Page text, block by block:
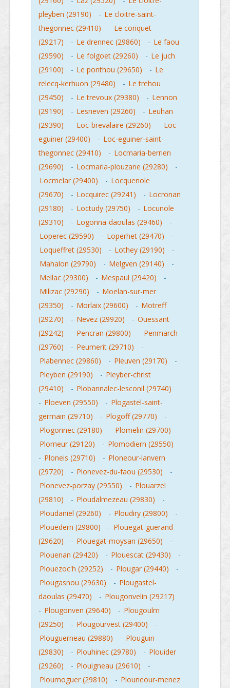
pleyben (29190)
- Le cloitre-saint-
thegonnec (29410)
- Le conquet
(29217)
- Le drennec (29860) - Le faou
(29590)
- Le folgoet (29260) - Le juch
(29100)
- Le ponthou (29650) - Le
relecq-kerhuon (29480)
- Le trehou
(29450)
- Le trevoux (29380) - Lennon
(29190)
- Lesneven (29260) - Leuhan
(29390)
- Loc-brevalaire (29260) - Loc-
eguiner (29400)
- Loc-eguiner-saint-
thegonnec (29410)
- Locmaria-berrien
(29690)
- Locmaria-plouzane (29280)
-
Locmelar (29400)
- Locquenole
(29670)
- Locquirec (29241) - Locronan
(29180)
- Loctudy (29750) - Locunole
(29310)
- Logonna-daoulas (29460)
-
Loperec (29590)
- Loperhet (29470)
-
Loqueffret (29530)
- Lothey (29190)
-
Mahalon (29790)
- Melgven (29140)
-
Mellac (29300)
- Mespaul (29420)
-
Milizac (29290)
- Moelan-sur-mer
(29350)
- Morlaix (29600) - Motreff
(29270)
- Nevez (29920) - Ouessant
(29242)
- Pencran (29800) - Penmarch
(29760)
- Peumerit (29710)
-
Plabennec (29860)
- Pleuven (29170)
-
Pleyben (29190)
- Pleyber-christ
(29410)
- Plobannalec-lesconil (29740)
- Ploeven (29550) - Plogastel-saint-
germain (29710)
- Plogoff (29770)
-
Plogonnec (29180)
- Plomelin (29700)
-
Plomeur (29120)
- Plomodiern (29550)
- Ploneis (29710) - Ploneour-lanvern
(29720)
- Plonevez-du-faou (29530)
-
Plonevez-porzay (29550)
- Plouarzel
(29810)
- Ploudalmezeau (29830)
-
Ploudaniel (29260)
- Ploudiry (29800)
-
Plouedern (29800)
- Plouegat-guerand
(29620)
- Plouegat-moysan (29650)
-
Plouenan (29420)
- Plouescat (29430)
-
Plouezoc'h (29252)
- Plougar (29440)
-
Plougasnou (29630)
- Plougastel-
daoulas (29470)
- Plougonvelin (29217)
- Plougonven (29640) - Plougoulm
(29250)
- Plougourvest (29400)
-
Plouguerneau (29880)
- Plouguin
(29830)
- Plouhinec (29780) - Plouider
(29260)
- Plouigneau (29610)
-
Ploumoguer (29810)
- Plouneour-menez